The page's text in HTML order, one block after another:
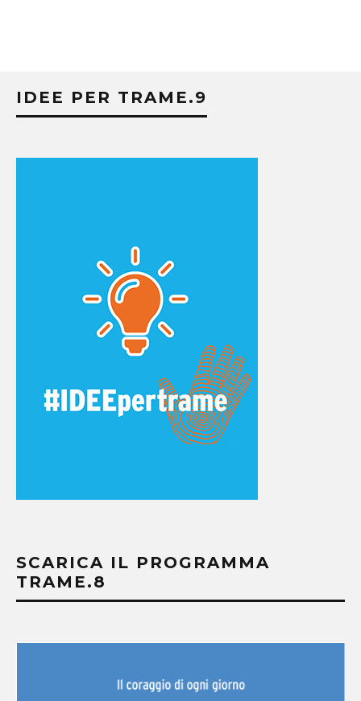
IDEE PER TRAME.9
SCARICA IL PROGRAMMA
TRAME.8